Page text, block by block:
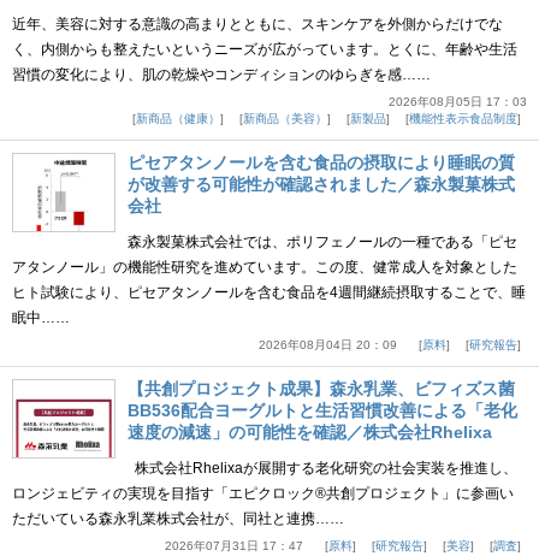
近年、美容に対する意識の高まりとともに、スキンケアを外側からだけでな
く、内側からも整えたいというニーズが広がっています。とくに、年齢や生活
習慣の変化により、肌の乾燥やコンディションのゆらぎを感……
2026年08月05日 17：03
新商品（健康）
新商品（美容） 新製品 機能性表示食品制度
ピセアタンノールを含む食品の摂取により睡眠の質
が改善する可能性が確認されました／森永製菓株式
会社
森永製菓株式会社では、ポリフェノールの一種である「ピセ
アタンノール」の機能性研究を進めています。この度、健常成人を対象とした
ヒト試験により、ピセアタンノールを含む食品を4週間継続摂取することで、睡
眠中……
2026年08月04日 20：09 原料 研究報告
【共創プロジェクト成果】森永乳業、ビフィズス菌
BB536配合ヨーグルトと生活習慣改善による「老化
速度の減速」の可能性を確認／株式会社Rhelixa
株式会社Rhelixaが展開する老化研究の社会実装を推進し、
ロンジェビティの実現を目指す「エピクロック®共創プロジェクト」に参画い
ただいている森永乳業株式会社が、同社と連携……
2026年07月31日 17：47 原料 研究報告 美容 調査